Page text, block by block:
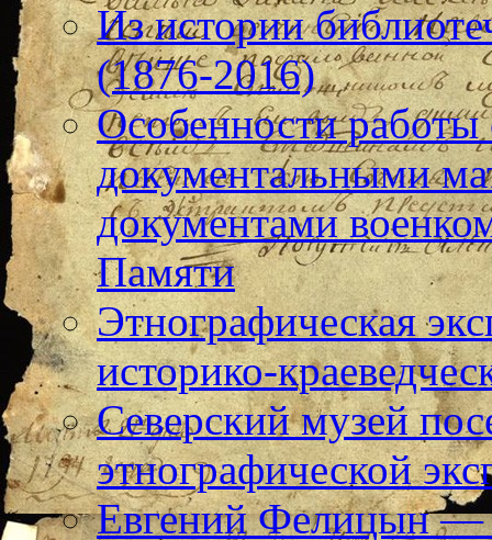
Из истории
(1876-2016)
Особенности
документальными
документами
Памяти
Этнографическая
историко-
Северский музей
этнографической
Евгений Фелицын —